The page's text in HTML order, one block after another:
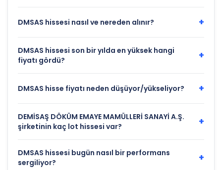
DMSAS hissesi nasıl ve nereden alınır? +
DMSAS hissesi son bir yılda en yüksek hangi
fiyatı gördü?
+
DMSAS hisse fiyatı neden düşüyor/yükseliyor? +
DEMİSAŞ DÖKÜM EMAYE MAMÜLLERİ SANAYİ A.Ş.
şirketinin kaç lot hissesi var?
+
DMSAS hissesi bugün nasıl bir performans
sergiliyor?
+